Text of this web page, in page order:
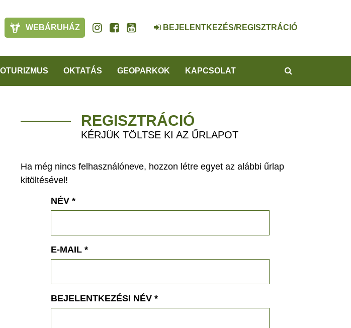
WEBÁRUHÁZ BEJELENTKEZÉS/REGISZTRÁCIÓ
OKTATÁS GEOPARKOK KAPCSOLAT
REGISZTRÁCIÓ
KÉRJÜK TÖLTSE KI AZ ŰRLAPOT
Ha még nincs felhasználóneve, hozzon létre egyet az alábbi űrlap
kitöltésével!
NÉV *
E-MAIL *
BEJELENTKEZÉSI NÉV *